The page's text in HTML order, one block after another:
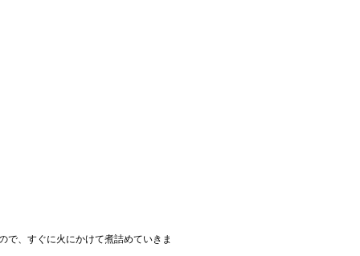
で、すぐに火にかけて煮詰めていきま